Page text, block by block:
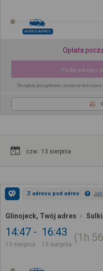
ADRES-ADRES
Opłata
Podaj adresy i
Do opłaty początkowej zostanie
czw.. 13 sierpnia
Z adresu pod adres Jak
Glinojeck, Twój adres
14:47
13 sierpnia
16:43
13 sierpnia
1h